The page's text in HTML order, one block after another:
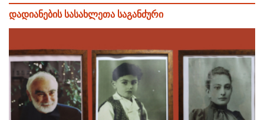
დადიანების სასახლეთა საგანძური